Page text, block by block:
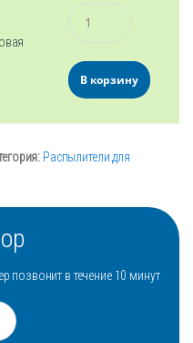
Количество
В корзину
Распылители для
позвонит в течение 10 минут